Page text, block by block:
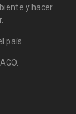
y hacer
país.